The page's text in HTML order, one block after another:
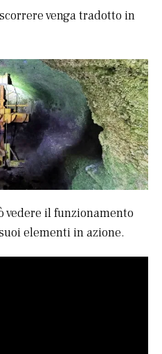
venga tradotto in
vedere il funzionamento
elementi in azione.